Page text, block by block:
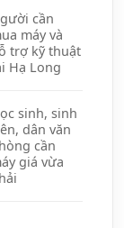
cần
máy và
trợ kỹ thuật
Hạ Long
sinh, sinh
dân văn
cần
giá vừa